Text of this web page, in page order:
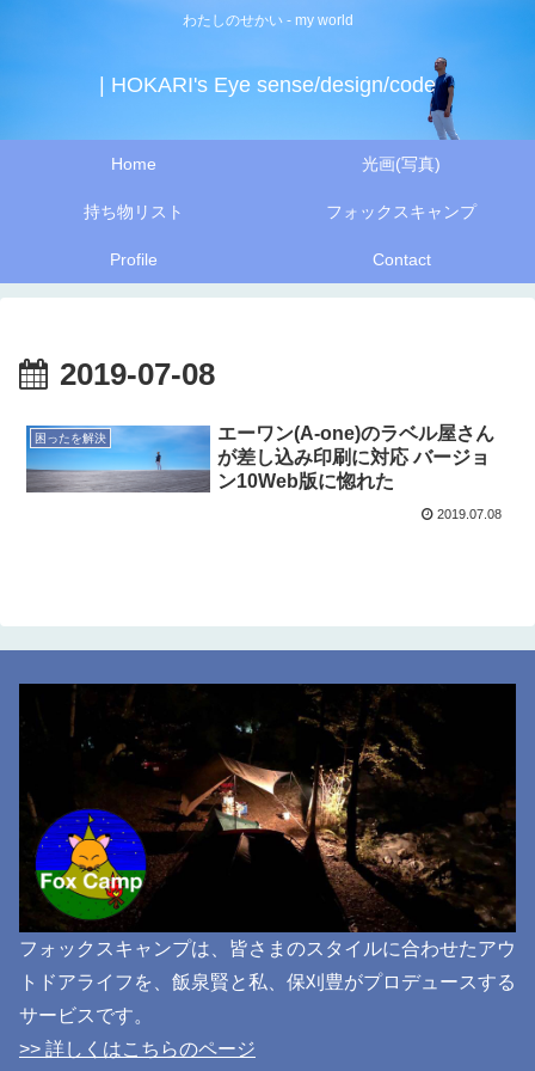
わたしのせかい - my world
| HOKARI's Eye sense/design/code
Home 光画(写真)
持ち物リスト フォックスキャンプ
Profile Contact
2019-07-08
困ったを解決
エーワン(A-one)のラベル屋さん
が差し込み印刷に対応 バージョ
ン10Web版に惚れた
2019.07.08
フォックスキャンプは、皆さまのスタイルに合わせたアウ
トドアライフを、飯泉賢と私、保刈豊がプロデュースする
サービスです。
>> 詳しくはこちらのページ